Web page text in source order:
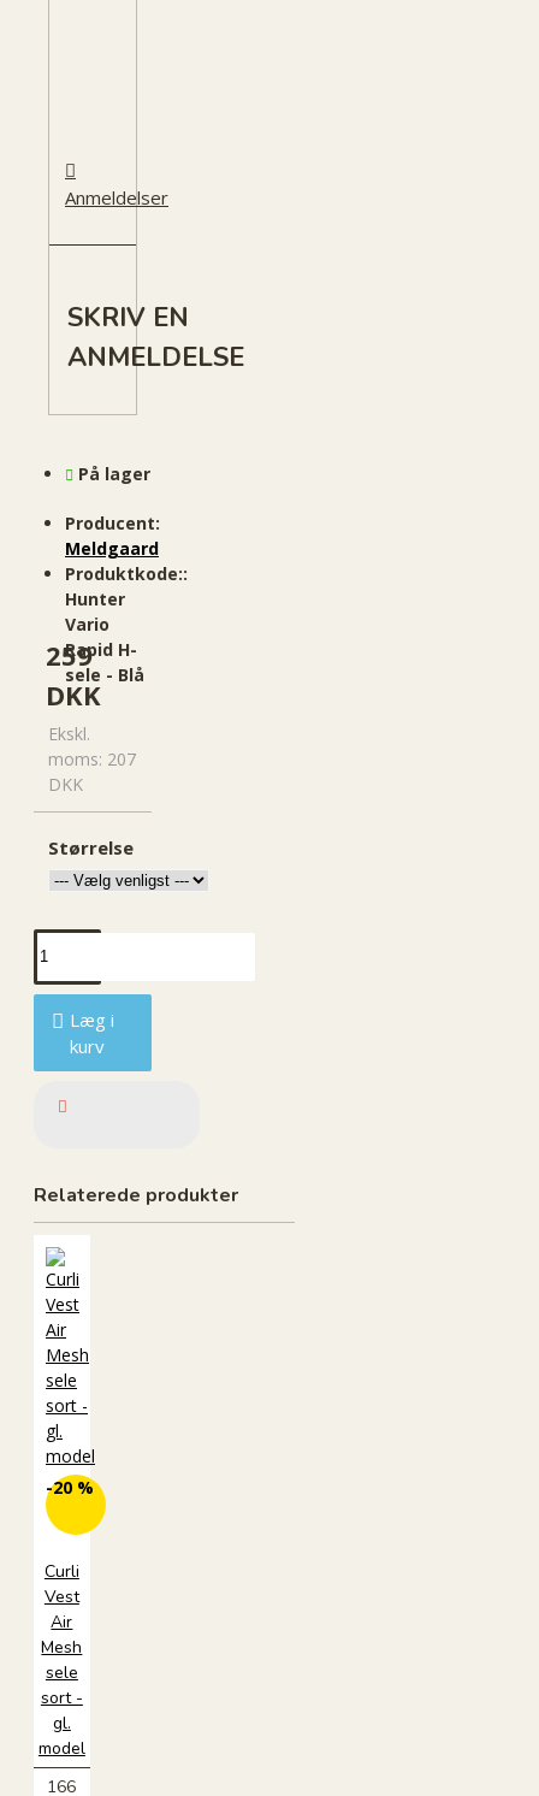
Anmeldelser
SKRIV EN
ANMELDELSE
259
DKK
Ekskl.
moms: 207
DKK
På lager
Producent:
Meldgaard
Produktkode::
Hunter
Vario
Rapid H-
sele - Blå
Størrelse
Læg i
kurv
Relaterede produkter
-20 %
Curli
Vest
Air
Mesh
sele
sort -
gl.
model
166